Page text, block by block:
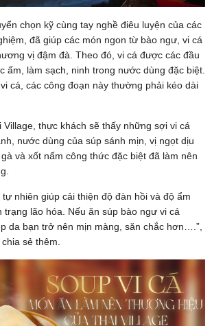
chọn kỹ cùng tay nghề điêu luyện của các
đã giúp các món ngon từ bào ngư, vi cá
vị đậm đà. Theo đó, vi cá được các đầu
ấm, làm sạch, ninh trong nước dùng đặc biệt.
cá, các công đoạn này thường phải kéo dài
Village, thực khách sẽ thấy những sợi vi cá
nước dùng của súp sánh mịn, vị ngọt dịu
và xốt nấm công thức đặc biệt đã làm nên
tự nhiên giúp cải thiện độ đàn hồi và độ ẩm
trạng lão hóa. Nếu ăn súp bào ngư vi cá
da bạn trở nên mịn màng, săn chắc hơn….”,
sẻ thêm.